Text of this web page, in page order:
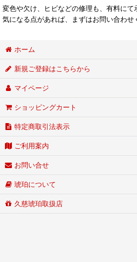
変色や欠け、ヒビなどの修理も、有料にて
気になる点があれば、まずはお問い合わせ
ホーム
新規ご登録はこちらから
マイページ
ショッピングカート
特定商取引法表示
ご利用案内
お問い合せ
琥珀について
久慈琥珀取扱店